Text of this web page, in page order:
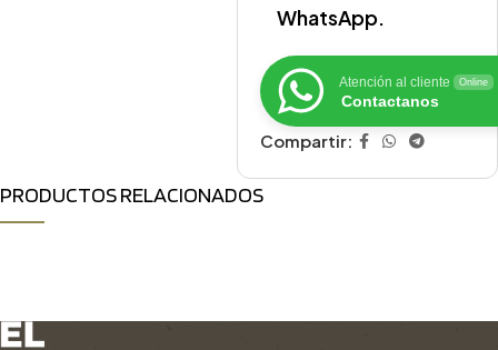
WhatsApp.
Atención al cliente Online
Contactanos
Compartir:
PRODUCTOS RELACIONADOS